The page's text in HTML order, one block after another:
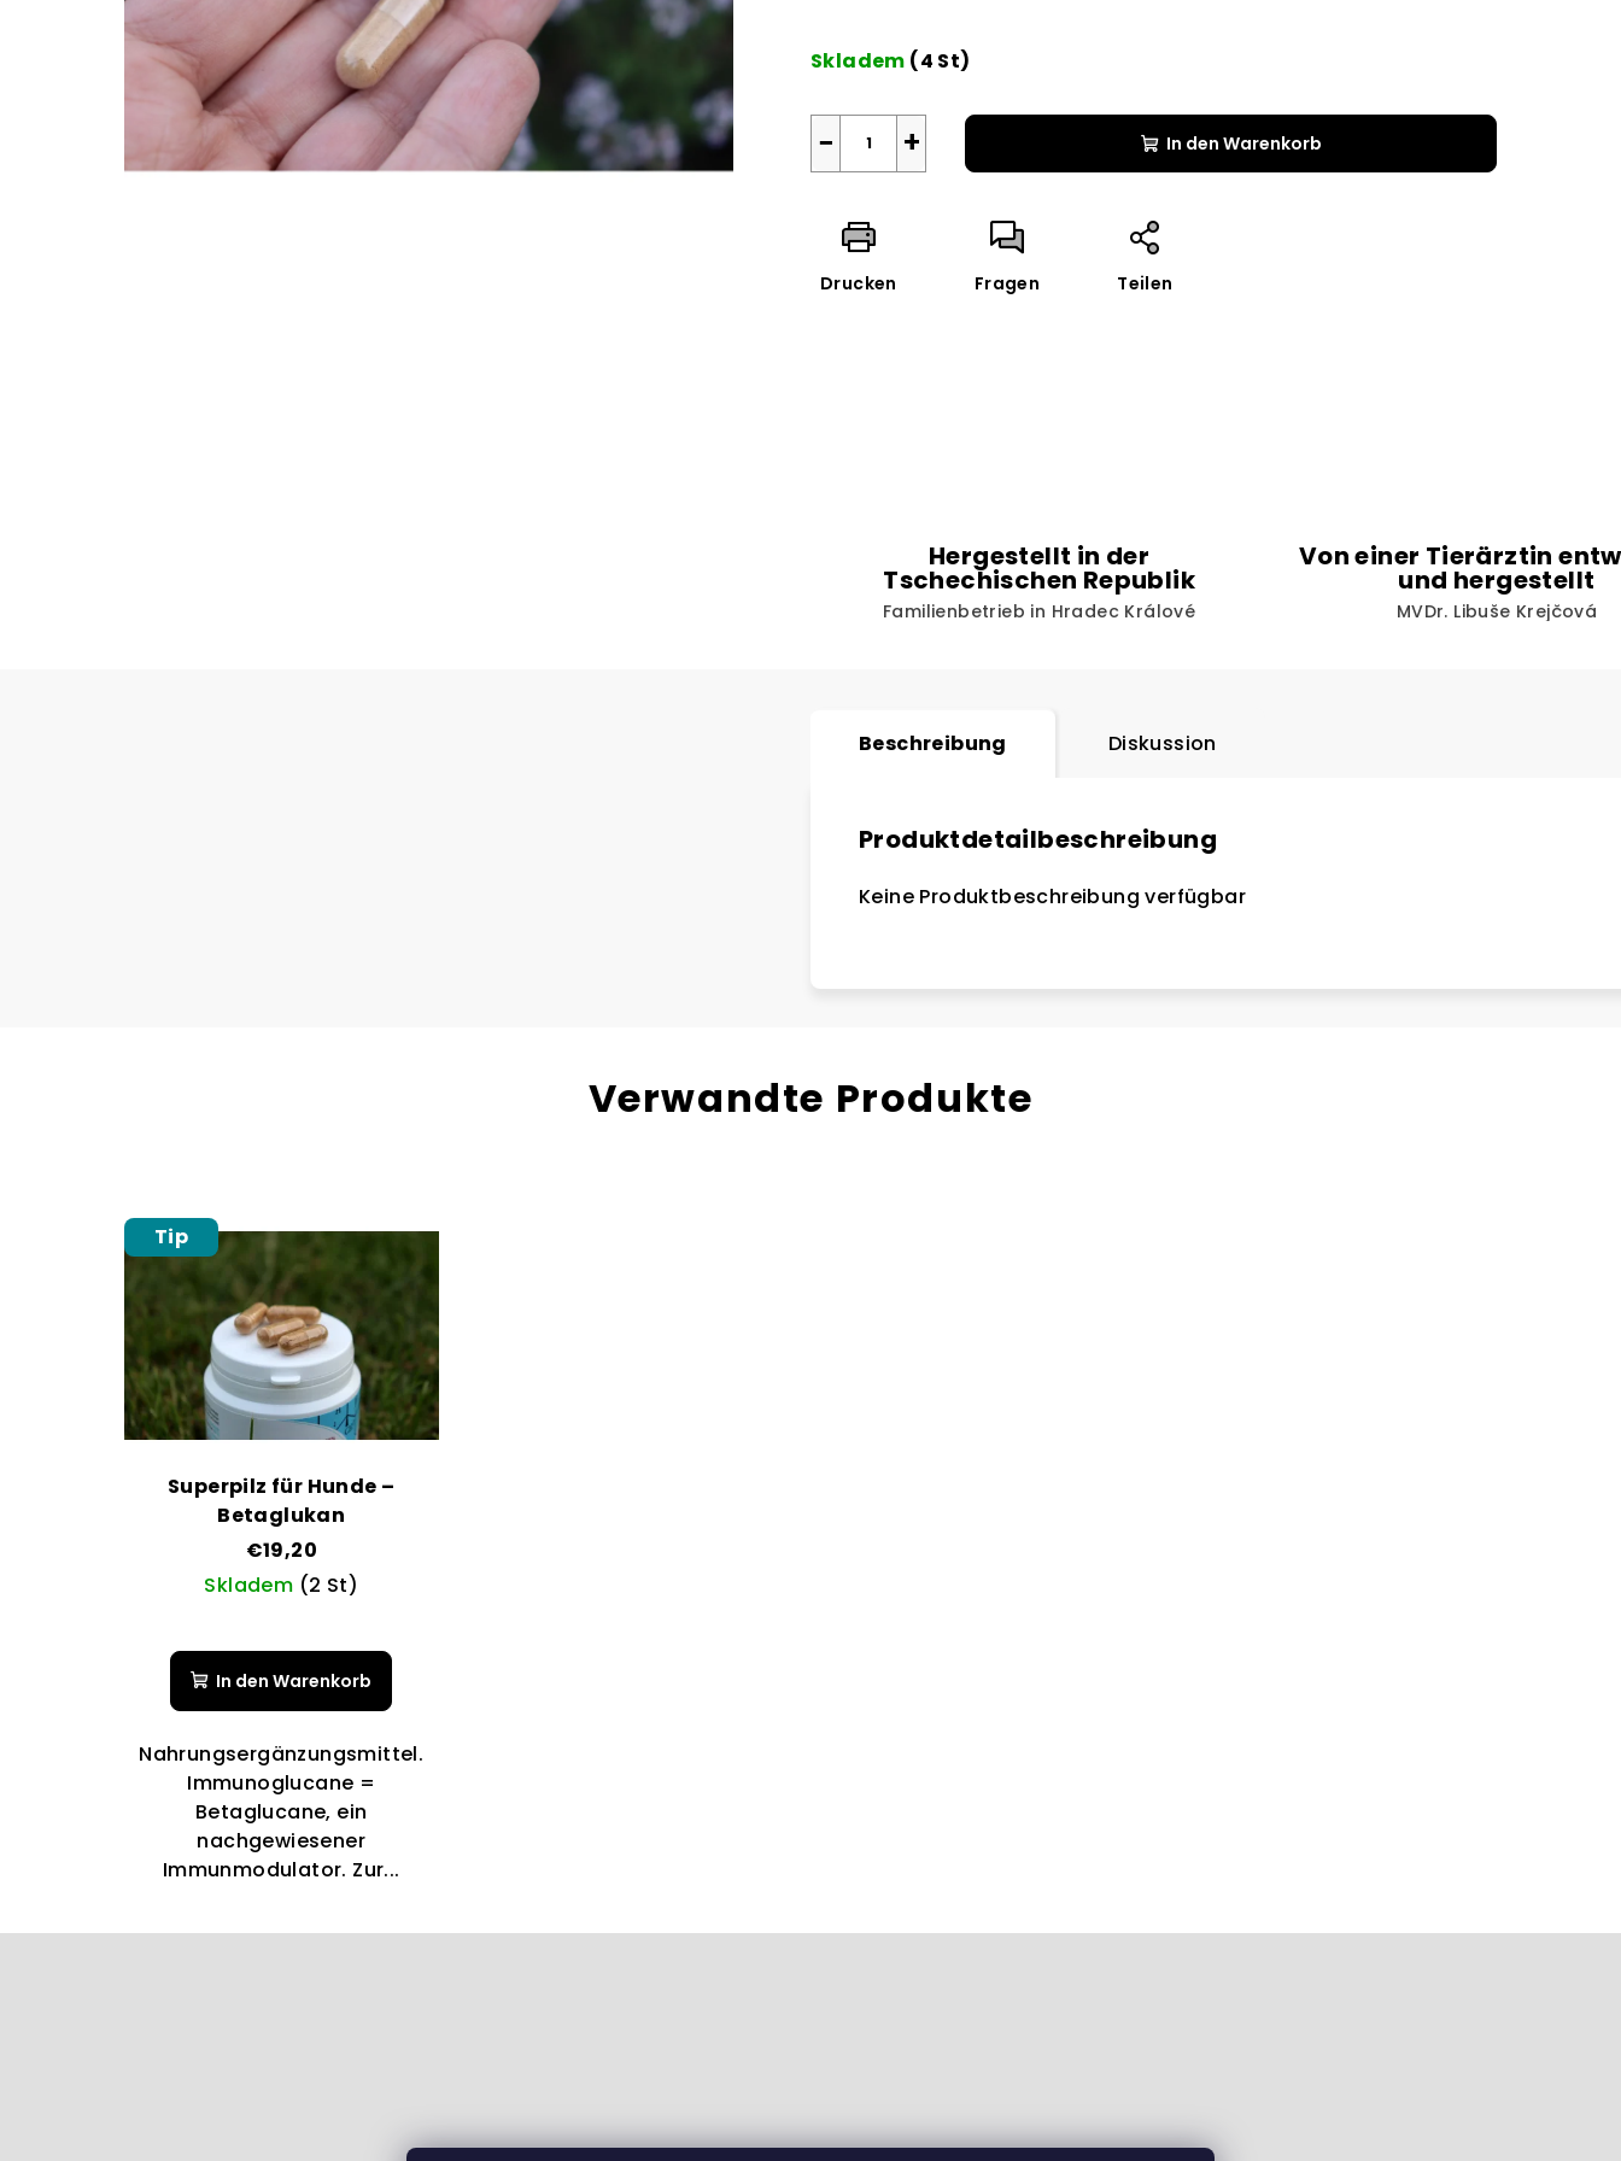
Sternen.
Skladem (4 St)
+
− In den Warenkorb
Drucken Fragen Teilen
Hergestellt in der
Tschechischen Republik
Familienbetrieb in Hradec Králové
Von einer Tierärztin
und hergestellt
MVDr. Libuše Krejčová
Beschreibung Diskussion
Produktdetailbeschreibung
Keine Produktbeschreibung verfügbar
Verwandte Produkte
Tip
Superpilz für Hunde –
Betaglukan
€19,20
Skladem (2 St)
In den Warenkorb
Nahrungsergänzungsmittel.
Immunoglucane =
Betaglucane, ein
nachgewiesener
Immunmodulator. Zur...